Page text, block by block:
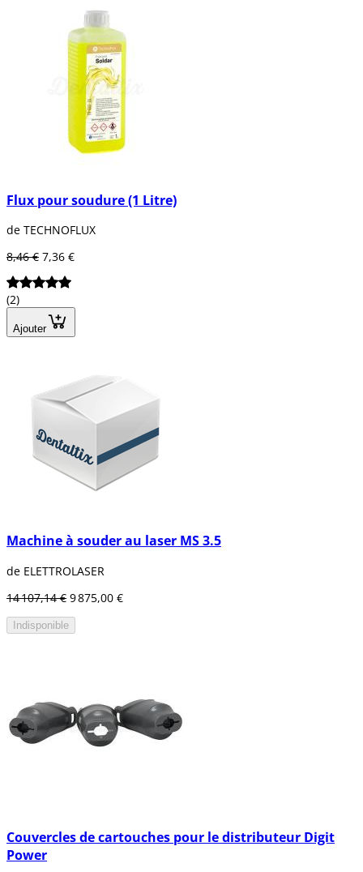
Flux pour soudure (1 Litre)
de TECHNOFLUX
8,46 € 7,36 €
(2)
Ajouter
Machine à souder au laser MS 3.5
de ELETTROLASER
14 107,14 € 9 875,00 €
Indisponible
Couvercles de cartouches pour le distributeur Digit
Power